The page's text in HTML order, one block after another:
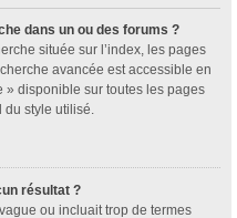
dans un ou des forums ?
située sur l’index, les pages
avancée est accessible en
disponible sur toutes les pages
du style utilisé.
résultat ?
ou incluait trop de termes